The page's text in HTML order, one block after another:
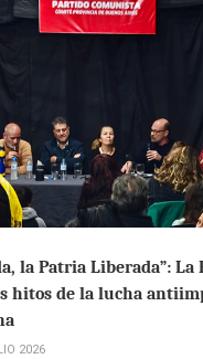
la Patria Liberada”:
hitos de la lucha
2026